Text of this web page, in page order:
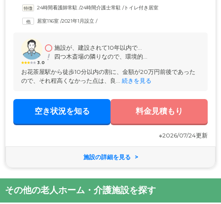
ンセンター」、日常生活全般のお困りごとを解決する「総合相談センタ
ン」や「定期巡回訪問介護看護ステーション」「診療所(内科クリニッ
ってサポートしています。
24時間看護師常駐 /24時間介護士常駐 /トイレ付き居室
居室116室 /2021年1月設立 /
3.0
施設が、建設されて10年以内で...
四つ木斎場の隣りなので、環境的...
お花茶屋駅から徒歩10分以内の割に、金額が20万円前後であった
ので、それ程高くなかった点は、良... 続きを見る
空き状況を知る 料金見積もり
※2026/07/24更新
施設の詳細を見る
その他の老人ホーム・介護施設を探す